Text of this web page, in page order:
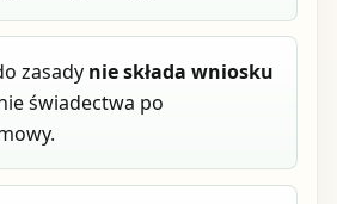
zasady nie składa wniosku
świadectwa po